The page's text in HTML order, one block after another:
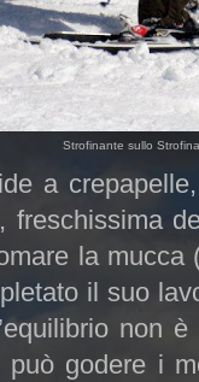
Strofinante sullo
a
freschissima
la
il suo
non
godere i